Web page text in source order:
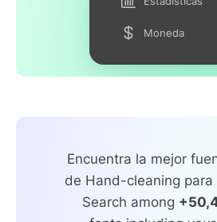
Moneda
Encuentra la mejor
de Hand-cleaning
Search among